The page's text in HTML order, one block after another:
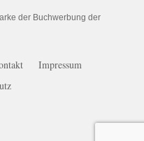
der Buchwerbung der
Impressum